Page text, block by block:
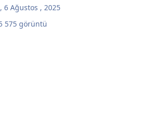
,6 Ağustos , 2025
575 görüntü